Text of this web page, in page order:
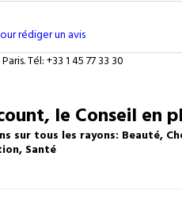
rédiger un avis
Tél: +33 1 45 77 33 30
le Conseil en
sur tous les rayons: Beauté,
Santé